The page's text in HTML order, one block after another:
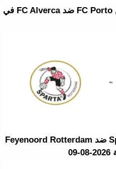
2026-08-09 القمة المرتقبة بين FC Porto ضد FC Alverca في
موعد مباراة Sparta Rotterdam ضد Feyenoord Rotterdam